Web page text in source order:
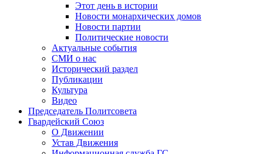
Этот день в истории
Новости монархических домов
Новости партии
Политические новости
Актуальные события
СМИ о нас
Исторический раздел
Публикации
Культура
Видео
Председатель Политсовета
Гвардейский Союз
О Движении
Устав Движения